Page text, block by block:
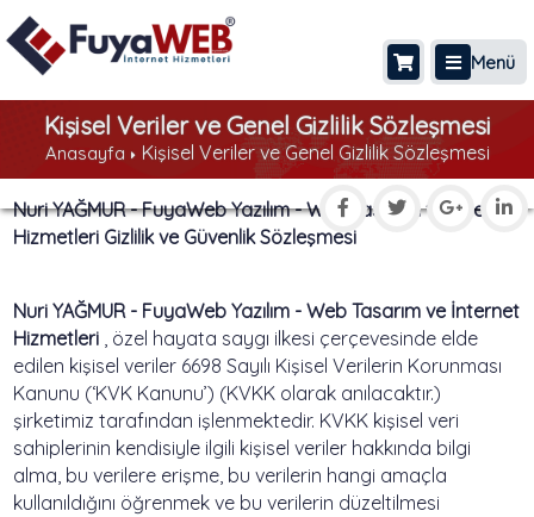
Menü
Kişisel Veriler ve Genel Gizlilik Sözleşmesi
Anasayfa Kişisel Veriler ve Genel Gizlilik Sözleşmesi
Nuri YAĞMUR - FuyaWeb Yazılım - Web Tasarım ve İnternet
Hizmetleri Gizlilik ve Güvenlik Sözleşmesi
Nuri YAĞMUR - FuyaWeb Yazılım - Web Tasarım ve İnternet
Hizmetleri , özel hayata saygı ilkesi çerçevesinde elde
edilen kişisel veriler 6698 Sayılı Kişisel Verilerin Korunması
Kanunu (‘KVK Kanunu’) (KVKK olarak anılacaktır.)
şirketimiz tarafından işlenmektedir. KVKK kişisel veri
sahiplerinin kendisiyle ilgili kişisel veriler hakkında bilgi
alma, bu verilere erişme, bu verilerin hangi amaçla
kullanıldığını öğrenmek ve bu verilerin düzeltilmesi